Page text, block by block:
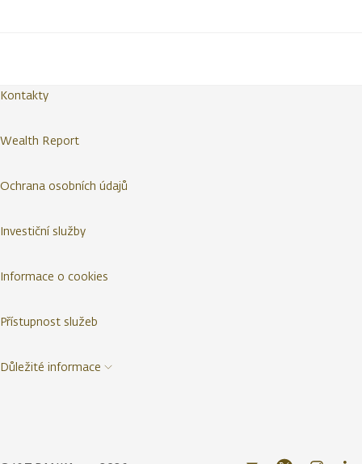
Kontakty
Wealth Report
Ochrana osobních údajů
Investiční služby
Informace o cookies
Přístupnost služeb
Důležité informace